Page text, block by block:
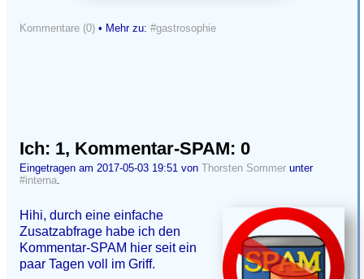
Kommentare (0) • Mehr zu: #gastrosophie
Ich: 1, Kommentar-SPAM: 0
Eingetragen am 2017-05-03 19:51 von Thorsten Sommer unter
#interna.
Hihi, durch eine einfache
Zusatzabfrage habe ich den
Kommentar-SPAM hier seit ein
paar Tagen voll im Griff.